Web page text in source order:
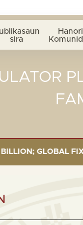
sira
Hanorin
FIXED